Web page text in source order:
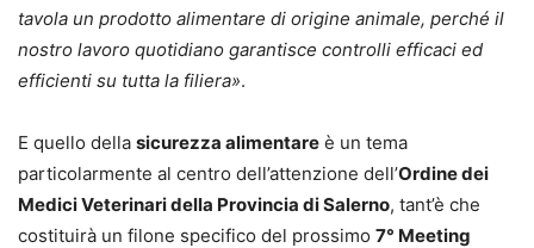
tavola un prodotto alimentare di origine animale, perché il
nostro lavoro quotidiano garantisce controlli efficaci ed
efficienti su tutta la filiera».
E quello della sicurezza alimentare è un tema
particolarmente al centro dell’attenzione dell’Ordine dei
Medici Veterinari della Provincia di Salerno, tant’è che
costituirà un filone specifico del prossimo 7° Meeting